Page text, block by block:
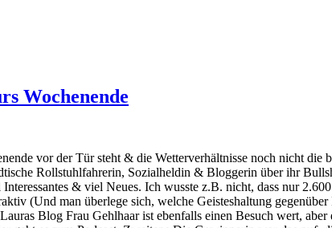
Wochenende
vor der Tür steht & die Wetterverhältnisse noch nicht
Rollstuhlfahrerin, Sozialheldin & Bloggerin über ihr
& viel Neues. Ich wusste z.B. nicht, dass nur
(Und man überlege sich, welche Geisteshaltung
Blog Frau Gehlhaar ist ebenfalls einen Besuch wert,